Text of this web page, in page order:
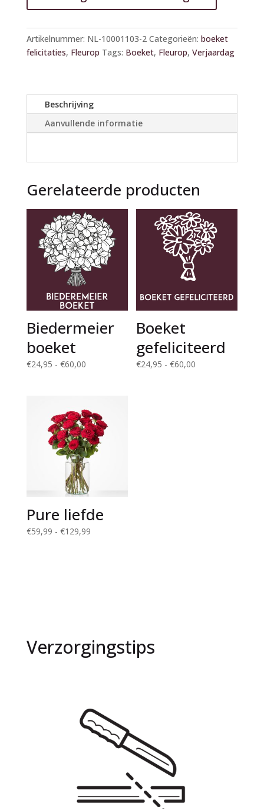
l
t
e
a
t
Artikelnummer: NL-10001103-2 Categorieën: boeket
felicitaties, Fleurop Tags: Boeket, Fleurop, Verjaardag
Beschrijving
Aanvullende informatie
Gerelateerde producten
Biedermeier
boeket
€24,95 - €60,00Prijsklasse:
Boeket
gefeliciteerd
€24,95 - €60,00
Pure liefde
€59,99 - €129,99Prijsklasse:
Verzorgingstips